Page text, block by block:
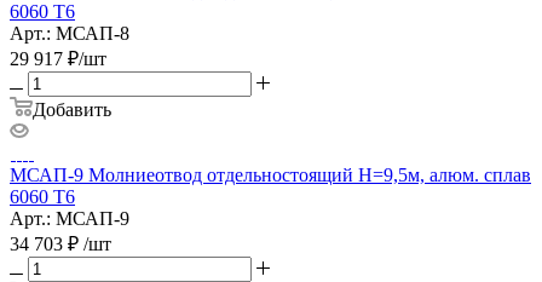
6060 T6
Арт.: МСАП-8
29 917 ₽/шт
Добавить
МСАП-9 Молниеотвод отдельностоящий H=9,5м, алюм. сплав
6060 T6
Арт.: МСАП-9
34 703 ₽ /шт